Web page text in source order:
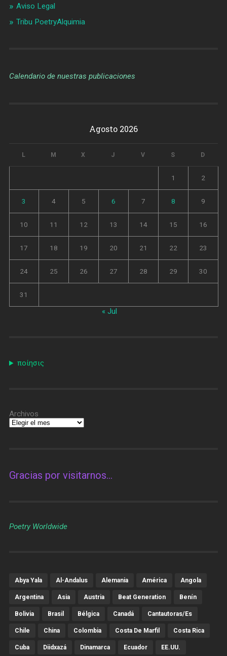
Aviso Legal
Tribu PoetryAlquimia
Calendario de nuestras publicaciones
Agosto 2026
L M X J V S D
1 2
3 4 5 6 7 8 9
10 11 12 13 14 15 16
17 18 19 20 21 22 23
24 25 26 27 28 29 30
31
« Jul
ποίησις
Archivos
Gracias por visitarnos…
Poetry Worldwide
Abya Yala Al-Andalus Alemania América Angola
Argentina Asia Austria Beat Generation Benín
Bolivia Brasil Bélgica Canadá Cantautoras/es
Chile China Colombia Costa De Marfil Costa Rica
Cuba Diidxazá Dinamarca Ecuador EE.UU.